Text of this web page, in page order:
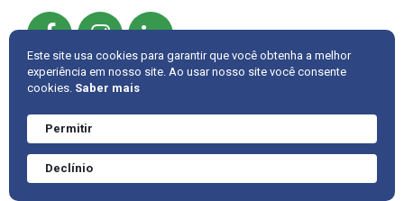
INTRANET
Este site usa cookies para garantir que você obtenha a melhor
experiência em nosso site. Ao usar nosso site você consente
cookies. Saber mais
Permitir
Declínio
Precisa de ajuda?
Converve agora